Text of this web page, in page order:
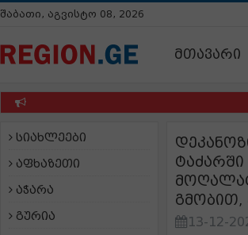
შაბათი, აგვისტო 08, 2026
მთავარი
სიახლეები
აფხაზეთი
აჭარა
გურია
გმობით,
13-12-